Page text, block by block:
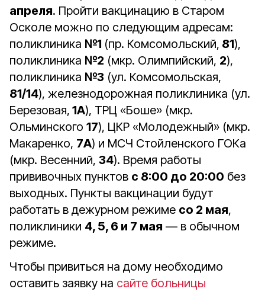
апреля. Пройти вакцинацию в Старом
Осколе можно по следующим адресам:
поликлиника №1 (пр. Комсомольский, 81),
поликлиника №2 (мкр. Олимпийский, 2),
поликлиника №3 (ул. Комсомольская,
81/14), железнодорожная поликлиника (ул.
Березовая, 1А), ТРЦ «Боше» (мкр.
Ольминского 17), ЦКР «Молодежный» (мкр.
Макаренко, 7А) и МСЧ Стойленского ГОКа
(мкр. Весенний, 34). Время работы
прививочных пунктов с 8:00 до 20:00 без
выходных. Пункты вакцинации будут
работать в дежурном режиме со 2 мая,
поликлиники 4, 5, 6 и 7 мая — в обычном
режиме.
Чтобы привиться на дому необходимо
оставить заявку на сайте больницы